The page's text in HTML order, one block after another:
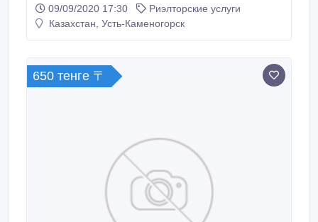
жилья. Долгосрочная аренда. Помощь в
оформлении ипотечного кредита. Подготовка и
Константин, +7 (776) 822-60-82 Иван С уважением,
агентство недвижимости У-Ка-РИЭЛТ.
09/09/2020 17:30
Риэлторские услуги
Казахстан, Усть-Каменогорск
650 тенге 〒